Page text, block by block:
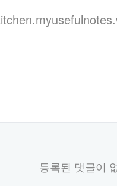
등록된 댓글이